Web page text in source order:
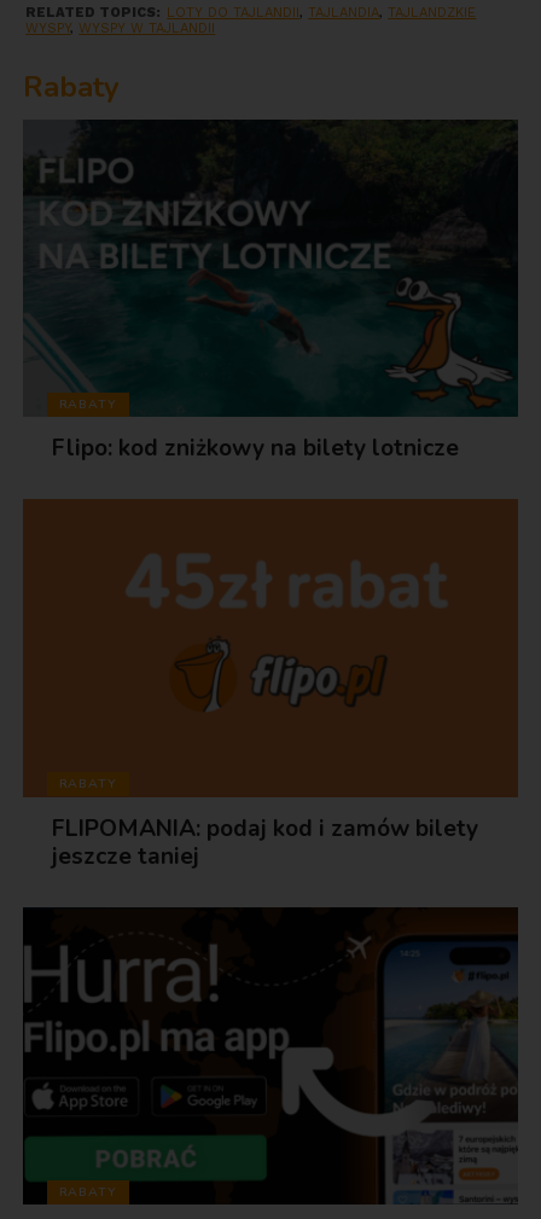
RELATED TOPICS: LOTY DO TAJLANDII, TAJLANDIA, TAJLANDZKIE
WYSPY,WYSPY W TAJLANDII
Rabaty
RABATY
Flipo: kod zniżkowy na bilety lotnicze
RABATY
FLIPOMANIA: podaj kod i zamów bilety
jeszcze taniej
RABATY